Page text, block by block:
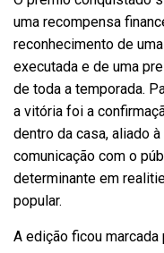
uma recompensa
reconhecimento de
executada e de uma
de toda a temporada.
a vitória foi a
dentro da casa, aliado
comunicação com o
determinante em
popular.
A edição ficou